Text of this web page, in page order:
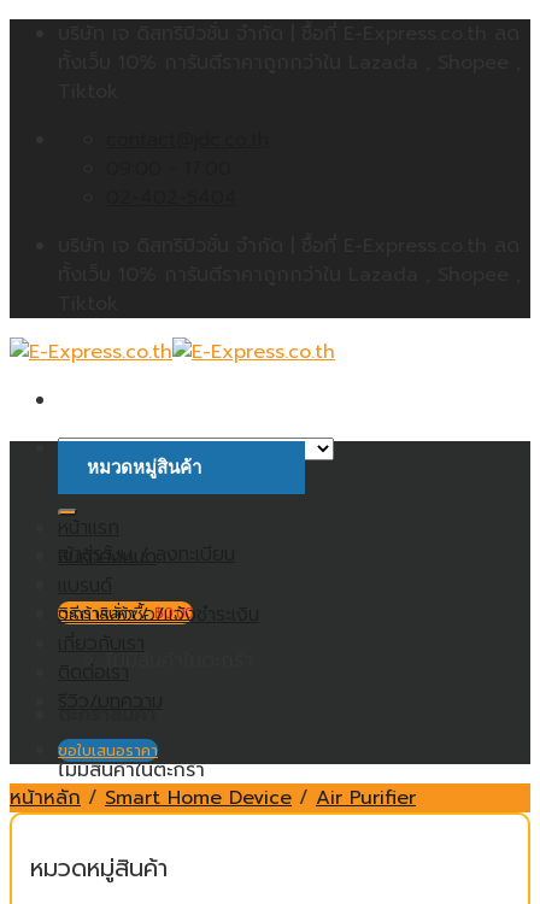
ค้นหา:
ตะกร้าสินค้า /฿0.00
ไม่มีสินค้าในตะกร้า
หมวดหมู่สินค้า
วิธีการสั่งซื้อ/แจ้งชำระเงิน
ติดต่อเรา
ขอใบเสนอราคา
หน้าหลัก / Smart Home Device / Air Purifier
หมวดหมู่สินค้า